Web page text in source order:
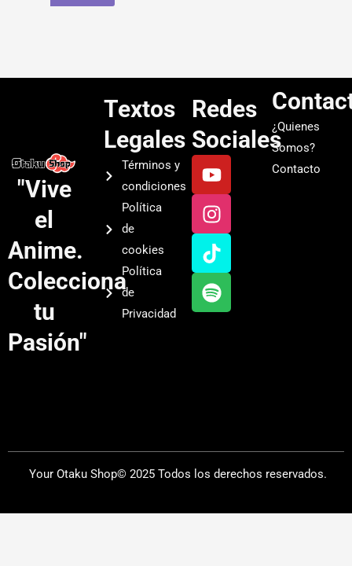
"Vive
el
Anime.
Colecciona
tu
Pasión"
Textos
Legales
Términos y
condiciones
Política
de
cookies
Política
de
Privacidad
Redes
Sociales
Y
o
u
t
u
b
e
I
n
s
t
a
g
r
a
T
i
k
t
o
k
S
p
o
t
i
f
y
¿Quienes
Somos?
Contacto
Your Otaku Shop© 2025 Todos los derechos reservados.